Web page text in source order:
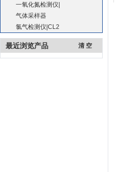
一氧化氮检测仪|
气体采样器
氯气检测仪|CL2
最近浏览产品 清 空